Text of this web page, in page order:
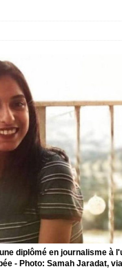
diplômé en journalisme à
- Photo: Samah Jaradat,